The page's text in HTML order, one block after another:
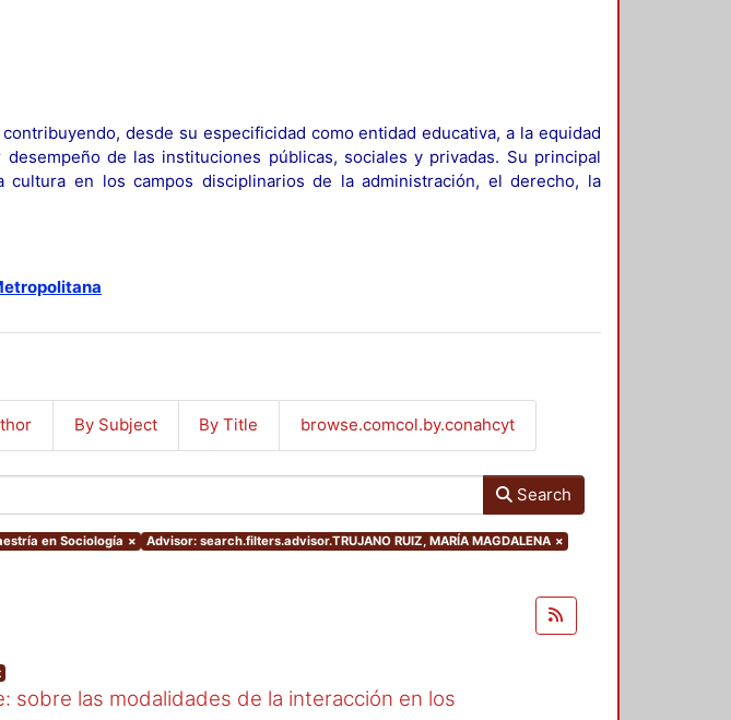
desde su especificidad como entidad educativa, a la equidad
de las instituciones públicas, sociales y privadas. Su principal
en los campos disciplinarios de la administración, el derecho, la
By Subject By Title browse.comcol.by.conahcyt
Search
en Sociología × Advisor: search.filters.advisor.TRUJANO RUIZ, MARÍA MAGDALENA ×
sobre las modalidades de la interacción en los